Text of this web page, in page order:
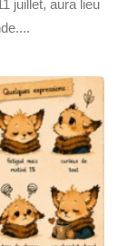
juillet, aura lieu